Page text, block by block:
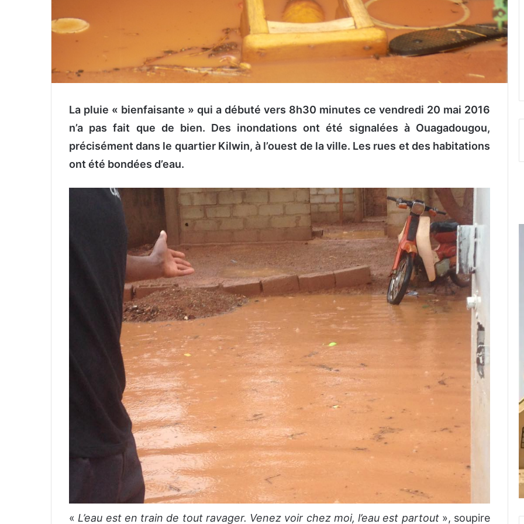
La pluie « bienfaisante » qui a débuté vers 8h30 minutes ce vendredi 20 mai 2016
n’a pas fait que de bien. Des inondations ont été signalées à Ouagadougou,
précisément dans le quartier Kilwin, à l’ouest de la ville. Les rues et des habitations
ont été bondées d’eau.
« L’eau est en train de tout ravager. Venez voir chez moi, l’eau est partout », soupire